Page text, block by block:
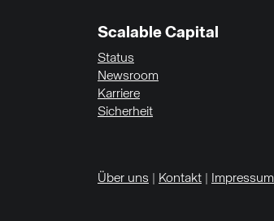
Scalable Capital
Status
Newsroom
Karriere
Sicherheit
Über uns Kontakt Impressum